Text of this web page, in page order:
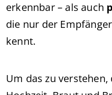
erkennbar – als auch
die nur der
kennt.
Um das zu verstehen,